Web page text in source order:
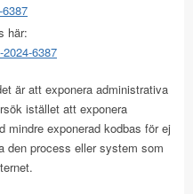
här:
6387
är att exponera administrativa
istället att exponera
mindre exponerad kodbas för ej
den process eller system som